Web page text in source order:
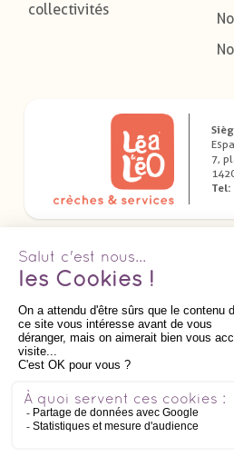
collectivités
7,
Tel:
Télécharger nos applications